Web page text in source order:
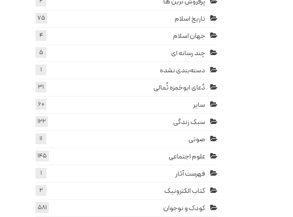
تاریخ اسلام 75
جهان اسلام 4
چند رسانه ای 5
دسته‌بندی نشده 1
دُعای ابوحَمزه ثُمالی 31
سایر 60
سبک زندگی 122
صوتی 11
علوم اجتماعی 145
فهرست آثار 1
کتاب الکترونیک 2
کودک و نوجوان 581